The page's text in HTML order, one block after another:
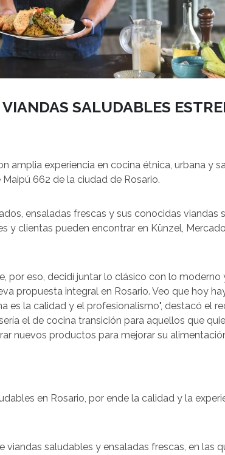
SALUDABLES
amplia experiencia en cocina étnica, urbana y
662 de la ciudad de Rosario.
ensaladas frescas y sus conocidas viandas
y clientas pueden encontrar en Künzel,
por eso, decidí juntar lo clásico con lo moderno
propuesta integral en Rosario. Veo que hoy
es la calidad y el profesionalismo", destacó el
el de cocina transición para aquellos que
nuevos productos para mejorar su
en Rosario, por ende la calidad y la
viandas saludables y ensaladas frescas, en las